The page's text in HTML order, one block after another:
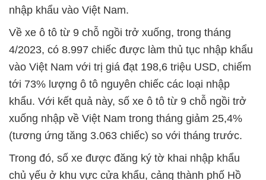
nhập khẩu vào Việt Nam.
Về xe ô tô từ 9 chỗ ngồi trở xuống, trong tháng
4/2023, có 8.997 chiếc được làm thủ tục nhập khẩu
vào Việt Nam với trị giá đạt 198,6 triệu USD, chiếm
tới 73% lượng ô tô nguyên chiếc các loại nhập
khẩu. Với kết quả này, số xe ô tô từ 9 chỗ ngồi trở
xuống nhập về Việt Nam trong tháng giảm 25,4%
(tương ứng tăng 3.063 chiếc) so với tháng trước.
Trong đó, số xe được đăng ký tờ khai nhập khẩu
chủ yếu ở khu vực cửa khẩu, cảng thành phố Hồ